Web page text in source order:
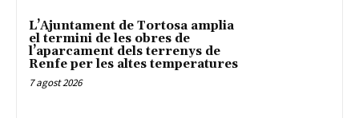
L’Ajuntament de Tortosa amplia
el termini de les obres de
l’aparcament dels terrenys de
Renfe per les altes temperatures
7 agost 2026